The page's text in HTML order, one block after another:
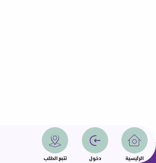
الرئيسية دخول تتبع الطلب
جميع الحقوق محفوظة | سمامة 2025 | دولة قطر